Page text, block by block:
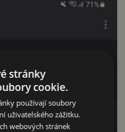
stránky
cookie.
používají soubory
uživatelského zážitku.
webových stránek